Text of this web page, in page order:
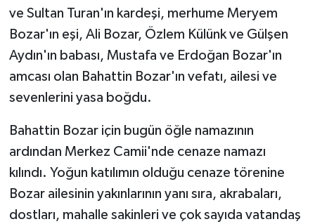
ve Sultan Turan'ın kardeşi, merhume Meryem
Bozar'ın eşi, Ali Bozar, Özlem Külünk ve Gülşen
Aydın'ın babası, Mustafa ve Erdoğan Bozar'ın
amcası olan Bahattin Bozar'ın vefatı, ailesi ve
sevenlerini yasa boğdu.
Bahattin Bozar için bugün öğle namazının
ardından Merkez Camii'nde cenaze namazı
kılındı. Yoğun katılımın olduğu cenaze törenine
Bozar ailesinin yakınlarının yanı sıra, akrabaları,
dostları, mahalle sakinleri ve çok sayıda vatandaş